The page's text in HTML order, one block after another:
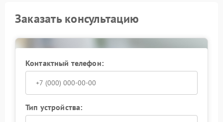
Заказать консультацию
Контактный телефон:
Тип устройства: